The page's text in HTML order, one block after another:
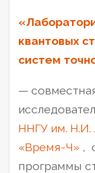
квантовых
систем
—
ННГУ им. Н.И.
«Время-Ч» ,
программы